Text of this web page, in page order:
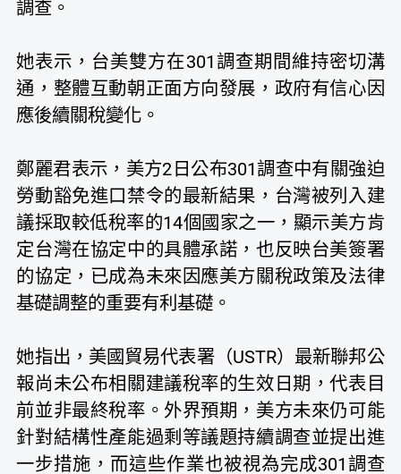
調查。
她表示，台美雙方在301調查期間維持密切溝
通，整體互動朝正面方向發展，政府有信心因
應後續關稅變化。
鄭麗君表示，美方2日公布301調查中有關強迫
勞動豁免進口禁令的最新結果，台灣被列入建
議採取較低稅率的14個國家之一，顯示美方肯
定台灣在協定中的具體承諾，也反映台美簽署
的協定，已成為未來因應美方關稅政策及法律
基礎調整的重要有利基礎。
她指出，美國貿易代表署（USTR）最新聯邦公
報尚未公布相關建議稅率的生效日期，代表目
前並非最終稅率。外界預期，美方未來仍可能
針對結構性產能過剩等議題持續調查並提出進
一步措施，而這些作業也被視為完成301調查